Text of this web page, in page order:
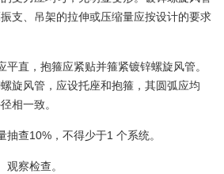
支、吊架的拉伸或压缩量应按设计的要求
平直，抱箍应紧贴并箍紧镀锌螺旋风管。
旋风管，应设托座和抱箍，其圆弧应均
相一致。
抽查10%，不得少于1 个系统。
察检查。